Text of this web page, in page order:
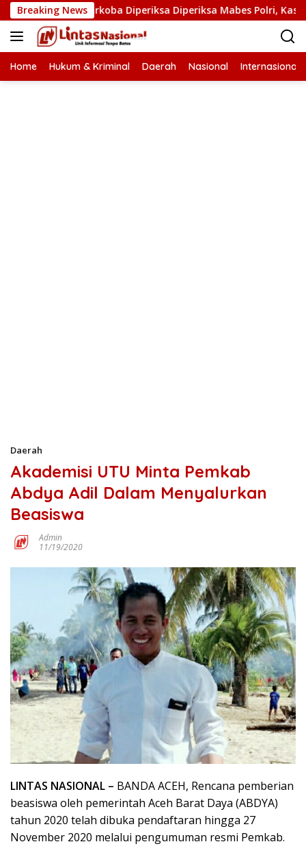
Langsung
ke
konten
Breaking News
Kasat Narkoba Diperiksa Diperiksa Mabes Polri, Kasus Apa?
Home Hukum & Kriminal Daerah Nasional Internasional
Daerah
Akademisi UTU Minta Pemkab
Abdya Adil Dalam Menyalurkan
Beasiswa
Admin
11/19/2020
LINTAS NASIONAL – BANDA ACEH, Rencana pemberian
beasiswa oleh pemerintah Aceh Barat Daya (ABDYA)
tahun 2020 telah dibuka pendaftaran hingga 27
November 2020 melalui pengumuman resmi Pemkab.